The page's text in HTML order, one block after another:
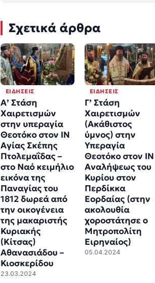
Σχετικά άρθρα
ΕΙΔΉΣΕΙΣ
Α’ Στάση
Χαιρετισμών
στην υπεραγία
Θεοτόκο στον ΙΝ
Αγίας Σκέπης
Πτολεμαΐδας –
στο Ναό κειμήλιο
εικόνα της
Παναγίας του
1812 δωρεά από
την οικογένεια
της μακαριστής
Κυριακής
(Κίτσας)
Αθανασιάδου –
Κιοσκερίδου
23.03.2024
ΕΙΔΉΣΕΙΣ
Γ’ Στάση
Χαιρετισμών
(Ακάθιστος
ύμνος) στην
Υπεραγία
Θεοτόκο στον ΙΝ
Αναλήψεως του
Κυρίου στον
Περδίκκα
Εορδαίας (στην
ακολουθία
χοροστάτησε ο
Μητροπολίτη
Ειρηναίος)
05.04.2024